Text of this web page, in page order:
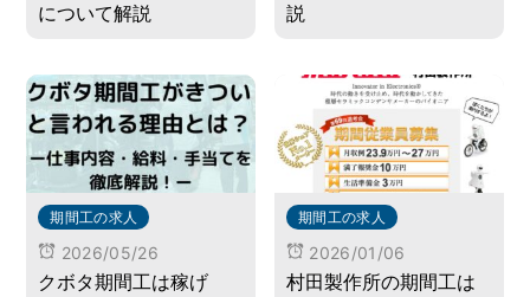
について解説
説
期間工の求人
2026/05/26
クボタ期間工は稼げ
期間工の求人
2026/01/06
村田製作所の期間工は